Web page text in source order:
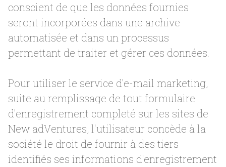
conscient de que les données fournies
seront incorporées dans une archive
automatisée et dans un processus
permettant de traiter et gérer ces données.
Pour utiliser le service d'e-mail marketing,
suite au remplissage de tout formulaire
d'enregistrement completé sur les sites de
New adVentures, l'utilisateur concède à la
société le droit de fournir à des tiers
identifiés ses informations d'enregistrement